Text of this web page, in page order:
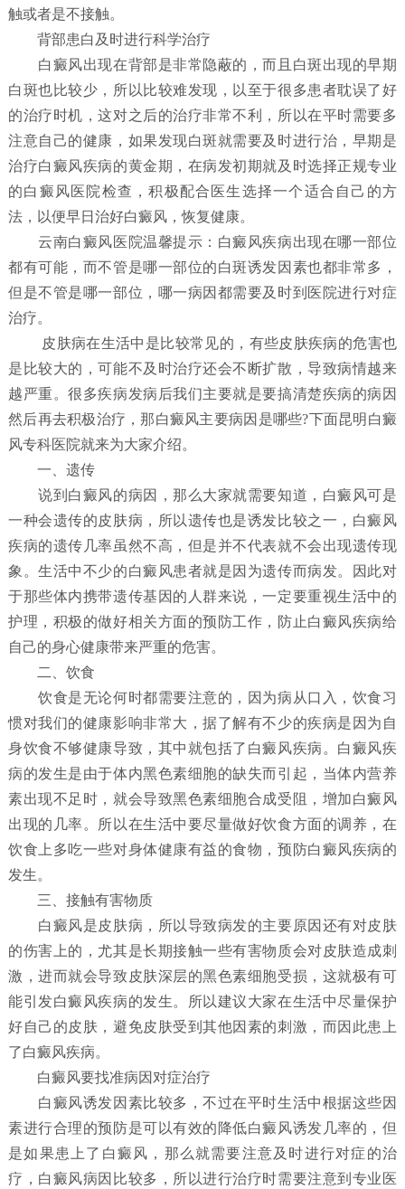
触或者是不接触。
背部患白及时进行科学治疗
白癜风出现在背部是非常隐蔽的，而且白斑出现的早期
白斑也比较少，所以比较难发现，以至于很多患者耽误了好
的治疗时机，这对之后的治疗非常不利，所以在平时需要多
注意自己的健康，如果发现白斑就需要及时进行治，早期是
治疗白癜风疾病的黄金期，在病发初期就及时选择正规专业
的白癜风医院检查，积极配合医生选择一个适合自己的方
法，以便早日治好白癜风，恢复健康。
云南白癜风医院温馨提示：白癜风疾病出现在哪一部位
都有可能，而不管是哪一部位的白斑诱发因素也都非常多，
但是不管是哪一部位，哪一病因都需要及时到医院进行对症
治疗。
皮肤病在生活中是比较常见的，有些皮肤疾病的危害也
是比较大的，可能不及时治疗还会不断扩散，导致病情越来
越严重。很多疾病发病后我们主要就是要搞清楚疾病的病因
然后再去积极治疗，那白癜风主要病因是哪些?下面昆明白癜
风专科医院就来为大家介绍。
一、遗传
说到白癜风的病因，那么大家就需要知道，白癜风可是
一种会遗传的皮肤病，所以遗传也是诱发比较之一，白癜风
疾病的遗传几率虽然不高，但是并不代表就不会出现遗传现
象。生活中不少的白癜风患者就是因为遗传而病发。因此对
于那些体内携带遗传基因的人群来说，一定要重视生活中的
护理，积极的做好相关方面的预防工作，防止白癜风疾病给
自己的身心健康带来严重的危害。
二、饮食
饮食是无论何时都需要注意的，因为病从口入，饮食习
惯对我们的健康影响非常大，据了解有不少的疾病是因为自
身饮食不够健康导致，其中就包括了白癜风疾病。白癜风疾
病的发生是由于体内黑色素细胞的缺失而引起，当体内营养
素出现不足时，就会导致黑色素细胞合成受阻，增加白癜风
出现的几率。所以在生活中要尽量做好饮食方面的调养，在
饮食上多吃一些对身体健康有益的食物，预防白癜风疾病的
发生。
三、接触有害物质
白癜风是皮肤病，所以导致病发的主要原因还有对皮肤
的伤害上的，尤其是长期接触一些有害物质会对皮肤造成刺
激，进而就会导致皮肤深层的黑色素细胞受损，这就极有可
能引发白癜风疾病的发生。所以建议大家在生活中尽量保护
好自己的皮肤，避免皮肤受到其他因素的刺激，而因此患上
了白癜风疾病。
白癜风要找准病因对症治疗
白癜风诱发因素比较多，不过在平时生活中根据这些因
素进行合理的预防是可以有效的降低白癜风诱发几率的，但
是如果患上了白癜风，那么就需要注意及时进行对症的治
疗，白癜风病因比较多，所以进行治疗时需要注意到专业医